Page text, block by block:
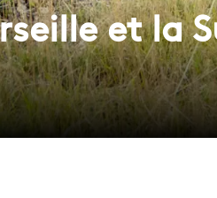
et la